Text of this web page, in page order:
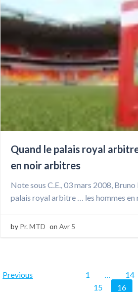
Quand le palais royal
en noir arbitres
Note sous C.E., 03 mars 2008,
palais royal arbitre … les hommes
by Pr. MTD on Avr 5
Posts
Previous
Posts
Page
1 … Page
14
15
Page
16